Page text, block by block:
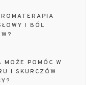
I BÓL
POMÓC W
I SKURCZÓW